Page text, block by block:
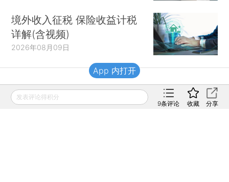
境外收入征税 保险收益计税
详解(含视频)
2026年08月09日
财新移动
发表评论得积分
9条评论 收藏 分享
App 内打开